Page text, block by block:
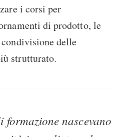
i corsi per
di prodotto, le
delle
strutturato.
nascevano